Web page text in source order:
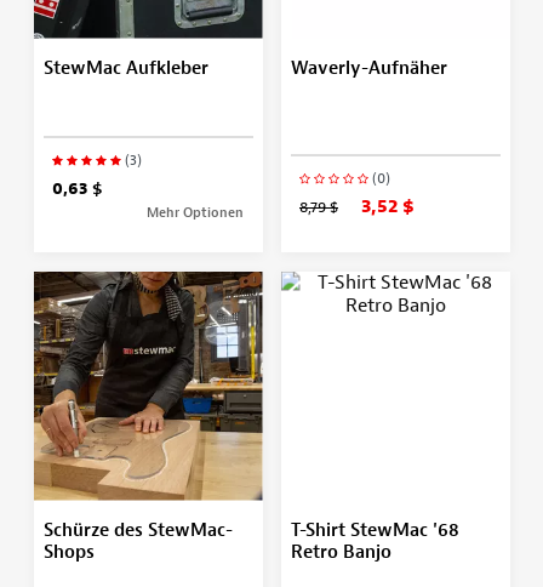
StewMac Aufkleber
(3)
0,63 $
Mehr Optionen
Waverly-Aufnäher
(0)
8,79 $ 3,52 $
Schürze des StewMac-
Shops
T-Shirt StewMac '68
Retro Banjo